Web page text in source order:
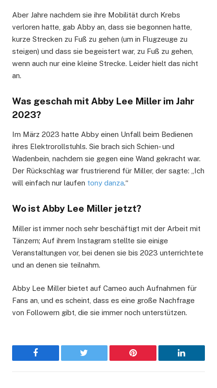
Aber Jahre nachdem sie ihre Mobilität durch Krebs
verloren hatte, gab Abby an, dass sie begonnen hatte,
kurze Strecken zu Fuß zu gehen (um in Flugzeuge zu
steigen) und dass sie begeistert war, zu Fuß zu gehen,
wenn auch nur eine kleine Strecke. Leider hielt das nicht
an.
Was geschah mit Abby Lee Miller im Jahr
2023?
Im März 2023 hatte Abby einen Unfall beim Bedienen
ihres Elektrorollstuhls. Sie brach sich Schien- und
Wadenbein, nachdem sie gegen eine Wand gekracht war.
Der Rückschlag war frustrierend für Miller, der sagte: „Ich
will einfach nur laufen tony danza.“
Wo ist Abby Lee Miller jetzt?
Miller ist immer noch sehr beschäftigt mit der Arbeit mit
Tänzern; Auf ihrem Instagram stellte sie einige
Veranstaltungen vor, bei denen sie bis 2023 unterrichtete
und an denen sie teilnahm.
Abby Lee Miller bietet auf Cameo auch Aufnahmen für
Fans an, und es scheint, dass es eine große Nachfrage
von Followern gibt, die sie immer noch unterstützen.
Facebook Twitter Pinterest LinkedIn